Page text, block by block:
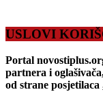
USLOVI
Portal
partnera i
od strane